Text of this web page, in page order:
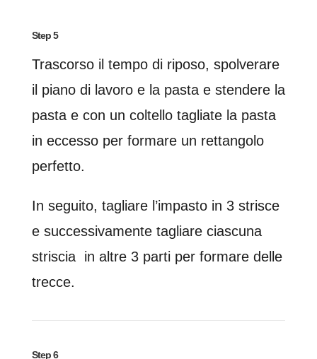
Step 5
Trascorso il tempo di riposo, spolverare
il piano di lavoro e la pasta e stendere la
pasta e con un coltello tagliate la pasta
in eccesso per formare un rettangolo
perfetto.
In seguito, tagliare l’impasto in 3 strisce
e successivamente tagliare ciascuna
striscia in altre 3 parti per formare delle
trecce.
Step 6